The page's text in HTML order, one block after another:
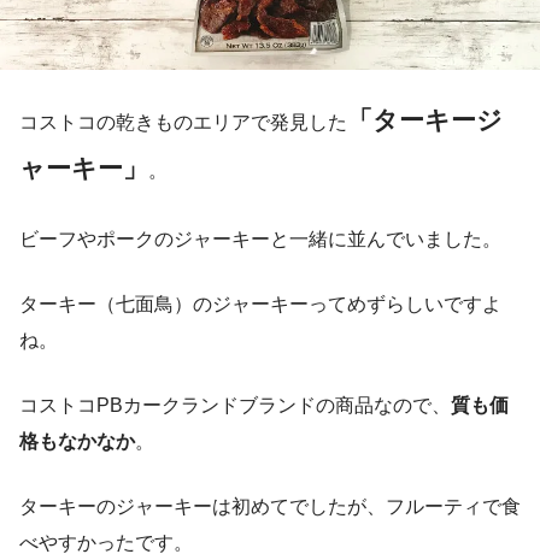
コストコの乾きものエリアで発見した
「ターキージ
ャーキー」
。
ビーフやポークのジャーキーと一緒に並んでいました。
ターキー（七面鳥）のジャーキーってめずらしいですよ
ね。
コストコPBカークランドブランドの商品なので、 質も価
格もなかなか。
ターキーのジャーキーは初めてでしたが、フルーティで食
べやすかったです。